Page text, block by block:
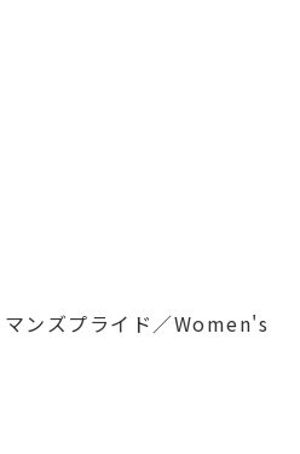
ンズプライド／Women's